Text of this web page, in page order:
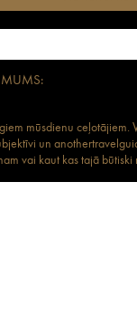
MUMS:
mūsdienu
un
vai kaut kas tajā